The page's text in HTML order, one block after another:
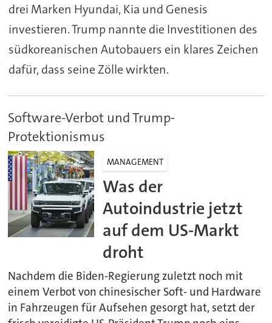
drei Marken Hyundai, Kia und Genesis
investieren. Trump nannte die Investitionen des
südkoreanischen Autobauers ein klares Zeichen
dafür, dass seine Zölle wirkten.
Software-Verbot und Trump-
Protektionismus
MANAGEMENT
Was der
Autoindustrie jetzt
auf dem US-Markt
droht
Nachdem die Biden-Regierung zuletzt noch mit
einem Verbot von chinesischer Soft- und Hardware
in Fahrzeugen für Aufsehen gesorgt hat, setzt der